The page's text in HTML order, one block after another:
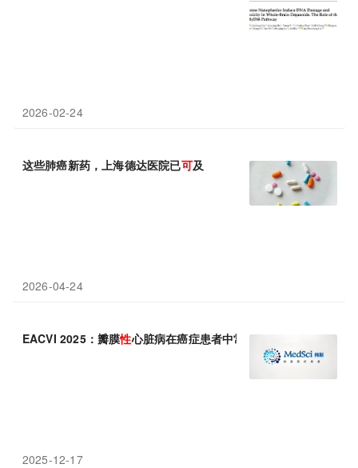
2026-02-24
这些肺癌新药，上海德达医院已可及
2026-04-24
EACVI 2025：瓣膜性心脏病在癌症患者中常见，干预治疗 显著
2025-12-17